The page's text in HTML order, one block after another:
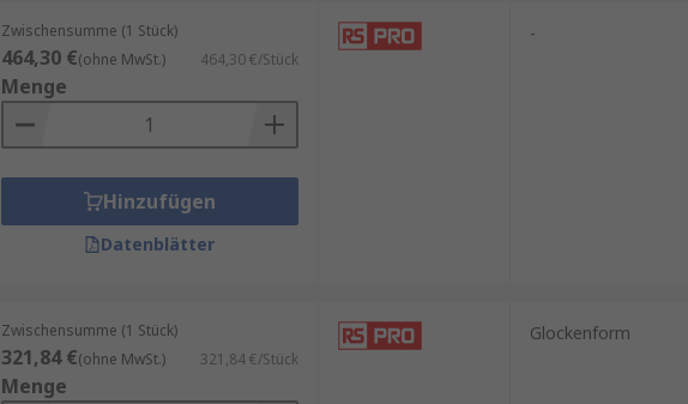
Zwischensumme (1 Stück)
464,30 €(ohne MwSt.) 464,30 €/Stück
Menge
Hinzufügen
Datenblätter
-
Zwischensumme (1 Stück)
321,84 €(ohne MwSt.) 321,84 €/Stück
Menge
Glockenform